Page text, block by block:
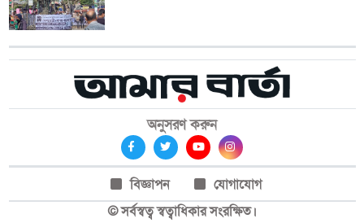
অনুসরণ করুন
বিজ্ঞাপন
যোগাযোগ
© সর্বস্বত্ব স্বত্বাধিকার সংরক্ষিত।